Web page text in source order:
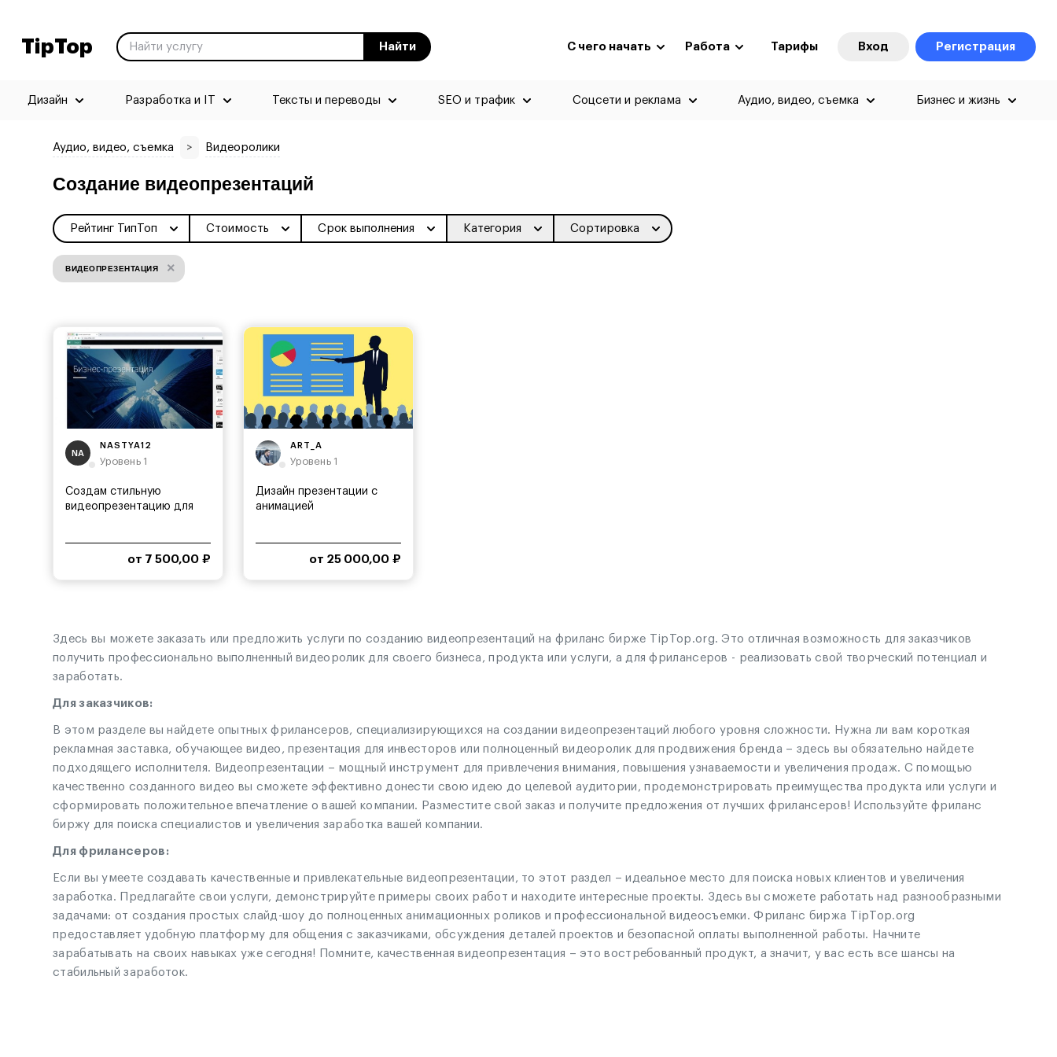
TipTop Найти С чего начать Работа Тарифы Вход Регистрация
Дизайн Разработка и IT Тексты и переводы SEO и трафик Соцсети и реклама Аудио, видео, съемка Бизнес и жизнь
Аудио, видео, съемка > Видеоролики
Создание видеопрезентаций
Рейтинг ТипТоп Стоимость Срок выполнения Категория Сортировка
ВИДЕОПРЕЗЕНТАЦИЯ ×
NA
NASTYA12
Уровень 1
Создам стильную
видеопрезентацию для
от 7 500,00 ₽
ART_A
Уровень 1
Дизайн презентации с
анимацией
от 25 000,00 ₽
Здесь вы можете заказать или предложить услуги по созданию видеопрезентаций на фриланс бирже TipTop.org. Это отличная возможность для заказчиков
получить профессионально выполненный видеоролик для своего бизнеса, продукта или услуги, а для фрилансеров - реализовать свой творческий потенциал и
заработать.
Для заказчиков:
В этом разделе вы найдете опытных фрилансеров, специализирующихся на создании видеопрезентаций любого уровня сложности. Нужна ли вам короткая
рекламная заставка, обучающее видео, презентация для инвесторов или полноценный видеоролик для продвижения бренда – здесь вы обязательно найдете
подходящего исполнителя. Видеопрезентации – мощный инструмент для привлечения внимания, повышения узнаваемости и увеличения продаж. С помощью
качественно созданного видео вы сможете эффективно донести свою идею до целевой аудитории, продемонстрировать преимущества продукта или услуги и
сформировать положительное впечатление о вашей компании. Разместите свой заказ и получите предложения от лучших фрилансеров! Используйте фриланс
биржу для поиска специалистов и увеличения заработка вашей компании.
Для фрилансеров:
Если вы умеете создавать качественные и привлекательные видеопрезентации, то этот раздел – идеальное место для поиска новых клиентов и увеличения
заработка. Предлагайте свои услуги, демонстрируйте примеры своих работ и находите интересные проекты. Здесь вы сможете работать над разнообразными
задачами: от создания простых слайд-шоу до полноценных анимационных роликов и профессиональной видеосъемки. Фриланс биржа TipTop.org
предоставляет удобную платформу для общения с заказчиками, обсуждения деталей проектов и безопасной оплаты выполненной работы. Начните
зарабатывать на своих навыках уже сегодня! Помните, качественная видеопрезентация – это востребованный продукт, а значит, у вас есть все шансы на
стабильный заработок.